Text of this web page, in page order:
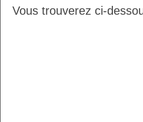
Vous trouverez ci-